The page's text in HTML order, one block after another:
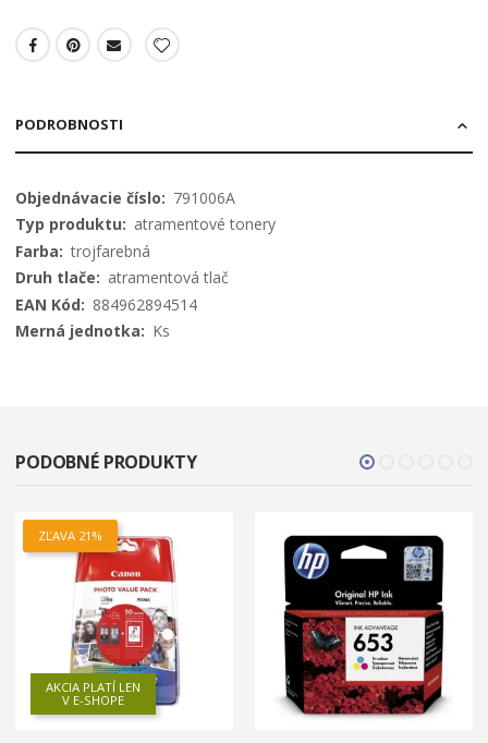
PODROBNOSTI
Viac
informácií
791006A
atramentové tonery
trojfarebná
atramentová tlač
884962894514
Ks
PODOBNÉ PRODUKTY
AKCIA PLATÍ LEN
V E-SHOPE
ZĽAVA 21%